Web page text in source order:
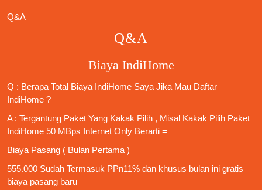
Q&A
Q&A
Biaya IndiHome
Q : Berapa Total Biaya IndiHome Saya Jika Mau Daftar
IndiHome ?
A : Tergantung Paket Yang Kakak Pilih , Misal Kakak Pilih Paket
IndiHome 50 MBps Internet Only Berarti =
Biaya Pasang ( Bulan Pertama )
555.000 Sudah Termasuk PPn11% dan khusus bulan ini gratis
biaya pasang baru